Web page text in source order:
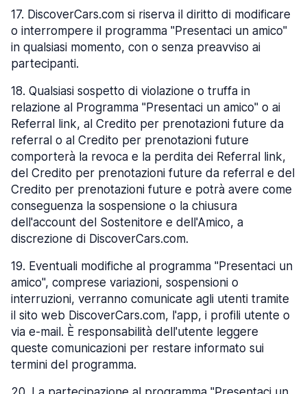
17. DiscoverCars.com si riserva il diritto di modificare
o interrompere il programma "Presentaci un amico"
in qualsiasi momento, con o senza preavviso ai
partecipanti.
18. Qualsiasi sospetto di violazione o truffa in
relazione al Programma "Presentaci un amico" o ai
Referral link, al Credito per prenotazioni future da
referral o al Credito per prenotazioni future
comporterà la revoca e la perdita dei Referral link,
del Credito per prenotazioni future da referral e del
Credito per prenotazioni future e potrà avere come
conseguenza la sospensione o la chiusura
dell'account del Sostenitore e dell'Amico, a
discrezione di DiscoverCars.com.
19. Eventuali modifiche al programma "Presentaci un
amico", comprese variazioni, sospensioni o
interruzioni, verranno comunicate agli utenti tramite
il sito web DiscoverCars.com, l'app, i profili utente o
via e-mail. È responsabilità dell'utente leggere
queste comunicazioni per restare informato sui
termini del programma.